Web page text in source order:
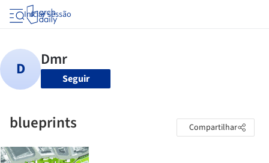
Iniciar sessão
Seguir
blueprints Compartilhar